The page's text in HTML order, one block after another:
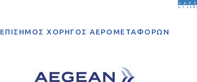
ΕΠΙΣΗΜΟΣ ΧΟΡΗΓΟΣ ΑΕΡΟΜΕΤΑΦΟΡΩΝ